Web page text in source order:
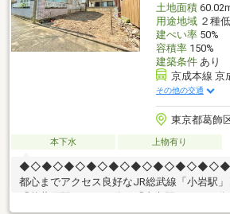
土地面積
用途地域２種
建ぺい率50%
容積率150%
建築条件あり
京成本線 京
その他の交通
東京都葛飾
本下水 上物有り
都心までアクセス良好なJR総武線「小岩駅